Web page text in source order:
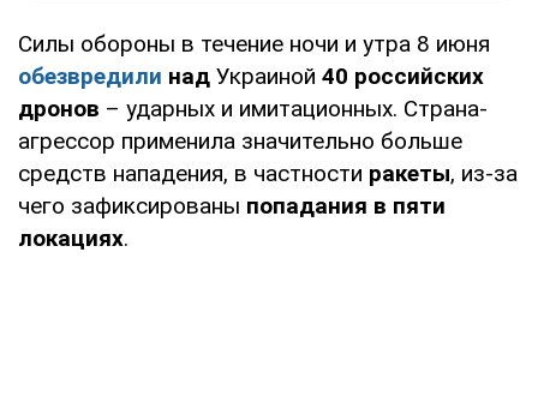
Силы обороны в течение ночи и утра 8 июня
обезвредили над Украиной 40 российских
дронов – ударных и имитационных. Страна-
агрессор применила значительно больше
средств нападения, в частности ракеты, из-за
чего зафиксированы попадания в пяти
локациях.